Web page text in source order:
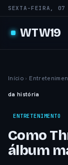
SEXTA-FEIRA, 07
WTW19
Início ›
da história
ENTRETENIMENTO
Como
álbum